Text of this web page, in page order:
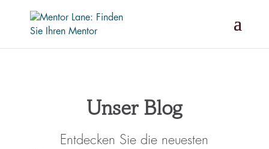
Unser Blog
Entdecken Sie die neuesten